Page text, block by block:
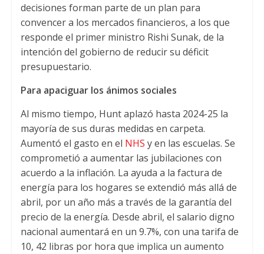
decisiones forman parte de un plan para
convencer a los mercados financieros, a los que
responde el primer ministro Rishi Sunak, de la
intención del gobierno de reducir su déficit
presupuestario.
Para apaciguar los ánimos sociales
Al mismo tiempo, Hunt aplazó hasta 2024-25 la
mayoría de sus duras medidas en carpeta.
Aumentó el gasto en el NHS y en las escuelas. Se
comprometió a aumentar las jubilaciones con
acuerdo a la inflación. La ayuda a la factura de
energía para los hogares se extendió más allá de
abril, por un año más a través de la garantía del
precio de la energía. Desde abril, el salario digno
nacional aumentará en un 9.7%, con una tarifa de
10, 42 libras por hora que implica un aumento